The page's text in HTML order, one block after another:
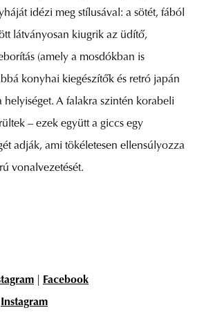
idézi meg stílusával: a sötét, fából
látványosan kiugrik az üdítő,
(amely a mosdókban is
konyhai kiegészítők és retró japán
A falakra szintén korabeli
– ezek együtt a giccs egy
adják, ami tökéletesen ellensúlyozza
vonalvezetését.
Facebook
Instagram